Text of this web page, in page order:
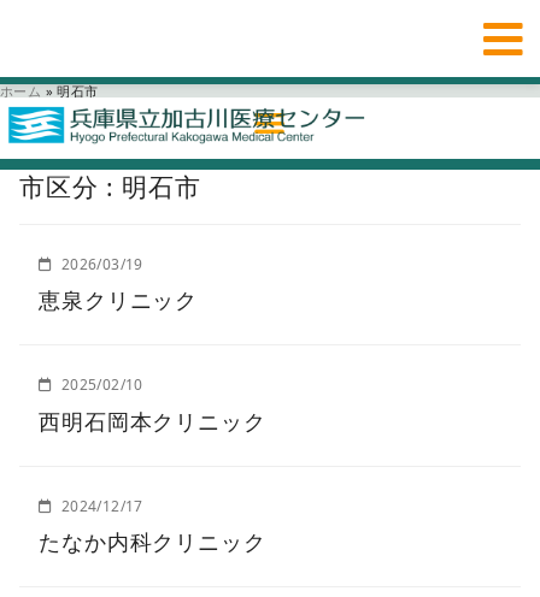
ホーム » 明石市
市区分 : 明石市
2026/03/19
恵泉クリニック
2025/02/10
西明石岡本クリニック
2024/12/17
たなか内科クリニック